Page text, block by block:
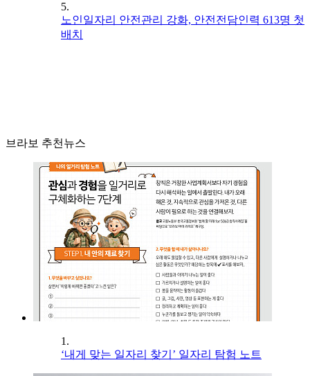
5.
노인일자리 안전관리 강화, 안전전담인력 613명 첫
배치
브라보 추천뉴스
1.
‘내게 맞는 일자리 찾기’ 일자리 탐험 노트